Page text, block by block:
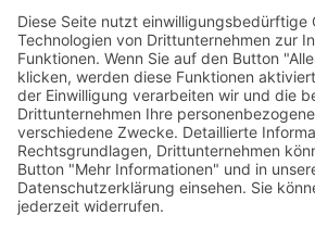
E-Mail
MwSt.-Nr.